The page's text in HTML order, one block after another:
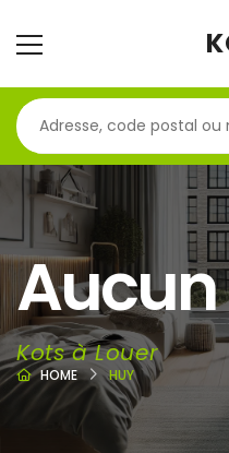
Kots à Louer
HOME HUY